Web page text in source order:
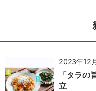
2023年12
「タラの
立